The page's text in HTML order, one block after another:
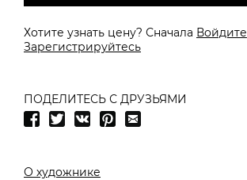
Хотите узнать цену? Сначала Войдите
Зарегистрируйтесь
ПОДЕЛИТЕСЬ С ДРУЗЬЯМИ
О художнике